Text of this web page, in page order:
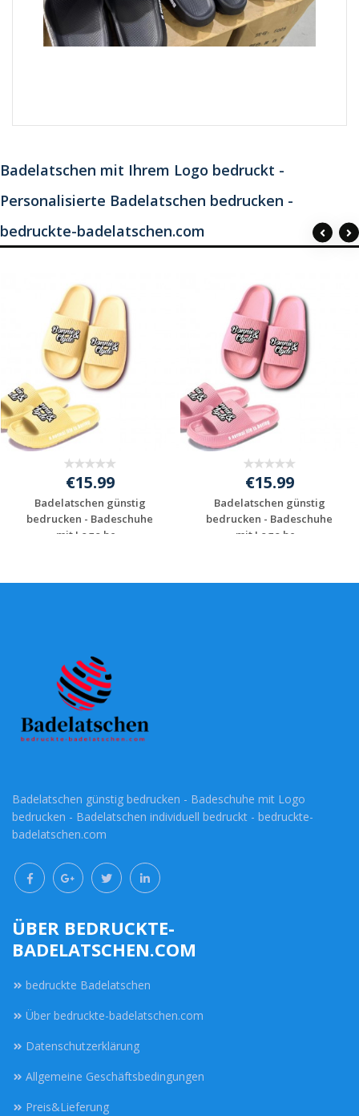
Badelatschen mit Ihrem Logo bedruckt -
Personalisierte Badelatschen bedrucken -
bedruckte-badelatschen.com
€15.99
Badelatschen günstig
bedrucken - Badeschuhe
mit Logo be...
€15.99
Badelatschen günstig
bedrucken - Badeschuhe
mit Logo be...
Badelatschen günstig bedrucken - Badeschuhe mit Logo
bedrucken - Badelatschen individuell bedruckt - bedruckte-
badelatschen.com
ÜBER BEDRUCKTE-
BADELATSCHEN.COM
bedruckte Badelatschen
Über bedruckte-badelatschen.com
Datenschutzerklärung
Allgemeine Geschäftsbedingungen
Preis&Lieferung